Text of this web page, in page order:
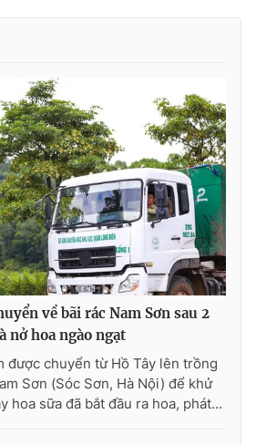
Infographic
Shorts video
VTV Thể thao
Bất động sản
Tấm lòng Việt
Vươn mình bằng AI
VTV8
về bãi rác Nam Sơn sau 2
nở hoa ngào ngạt
được chuyển từ Hồ Tây lên trồng
Sơn (Sóc Sơn, Hà Nội) để khử
hoa sữa đã bắt đầu ra hoa, phát...